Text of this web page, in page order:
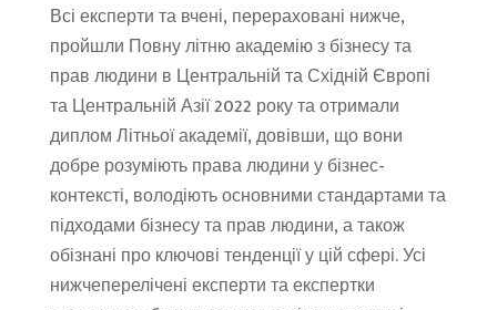
Всі експерти та вчені, перераховані нижче,
пройшли Повну літню академію з бізнесу та
прав людини в Центральній та Східній Європі
та Центральній Азії 2022 року та отримали
диплом Літньої академії, довівши, що вони
добре розуміють права людини у бізнес-
контексті, володіють основними стандартами та
підходами бізнесу та прав людини, а також
обізнані про ключові тенденції у цій сфері. Усі
нижчеперелічені експерти та експертки